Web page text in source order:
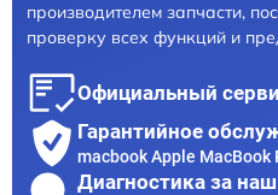
производителем запчасти,
проверку всех функций и
Официальный
Гарантийное
macbook Apple MacBook
Диагностика за наш